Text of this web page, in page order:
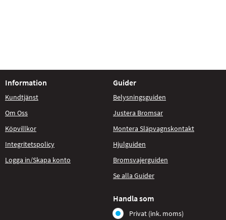
Information
Kundtjänst
Om Oss
Köpvillkor
Integritetspolicy
Logga in/Skapa konto
Guider
Belysningsguiden
Justera Bromsar
Montera Släpvagnskontakt
Hjulguiden
Bromsvajerguiden
Se alla Guider
Handla som
Privat (ink. moms)